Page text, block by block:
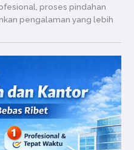
proses pindahan
pengalaman yang lebih